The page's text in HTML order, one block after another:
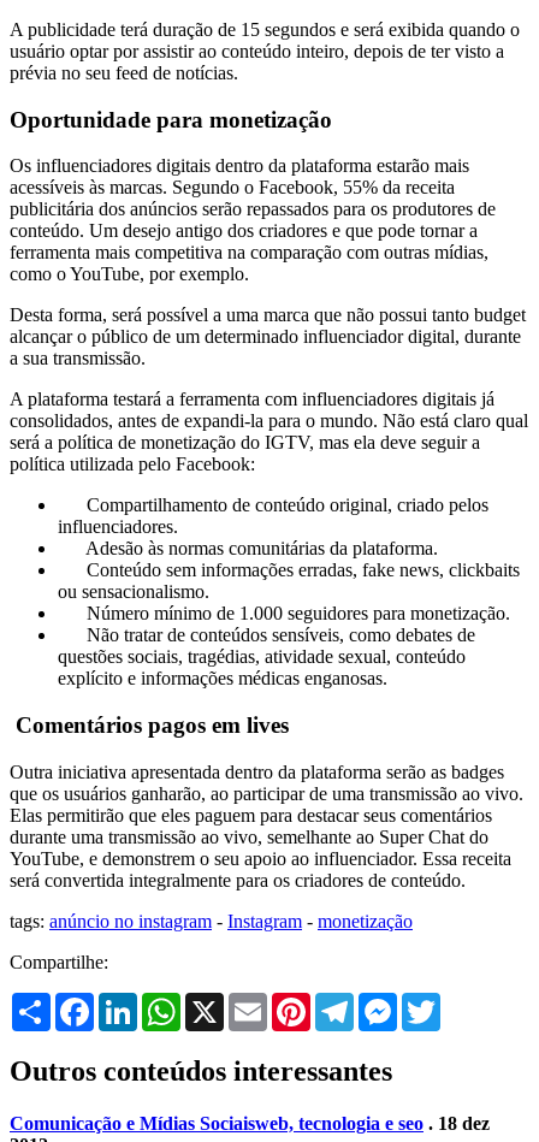
A publicidade terá duração de 15 segundos e será exibida quando o
usuário optar por assistir ao conteúdo inteiro, depois de ter visto a
prévia no seu feed de notícias.
Oportunidade para monetização
Os influenciadores digitais dentro da plataforma estarão mais
acessíveis às marcas. Segundo o Facebook, 55% da receita
publicitária dos anúncios serão repassados para os produtores de
conteúdo. Um desejo antigo dos criadores e que pode tornar a
ferramenta mais competitiva na comparação com outras mídias,
como o YouTube, por exemplo.
Desta forma, será possível a uma marca que não possui tanto budget
alcançar o público de um determinado influenciador digital, durante
a sua transmissão.
A plataforma testará a ferramenta com influenciadores digitais já
consolidados, antes de expandi-la para o mundo. Não está claro qual
será a política de monetização do IGTV, mas ela deve seguir a
política utilizada pelo Facebook:
Compartilhamento de conteúdo original, criado pelos
influenciadores.
Adesão às normas comunitárias da plataforma.
Conteúdo sem informações erradas, fake news, clickbaits
ou sensacionalismo.
Número mínimo de 1.000 seguidores para monetização.
Não tratar de conteúdos sensíveis, como debates de
questões sociais, tragédias, atividade sexual, conteúdo
explícito e informações médicas enganosas.
Comentários pagos em lives
Outra iniciativa apresentada dentro da plataforma serão as badges
que os usuários ganharão, ao participar de uma transmissão ao vivo.
Elas permitirão que eles paguem para destacar seus comentários
durante uma transmissão ao vivo, semelhante ao Super Chat do
YouTube, e demonstrem o seu apoio ao influenciador. Essa receita
será convertida integralmente para os criadores de conteúdo.
tags: anúncio no instagram - Instagram - monetização
Compartilhe:
Share FacebookLinkedInWhatsApp
X Email PinterestTelegramMessenger
Outros conteúdos interessantes
Comunicação e Mídias Sociaisweb, tecnologia e seo . 18 dez